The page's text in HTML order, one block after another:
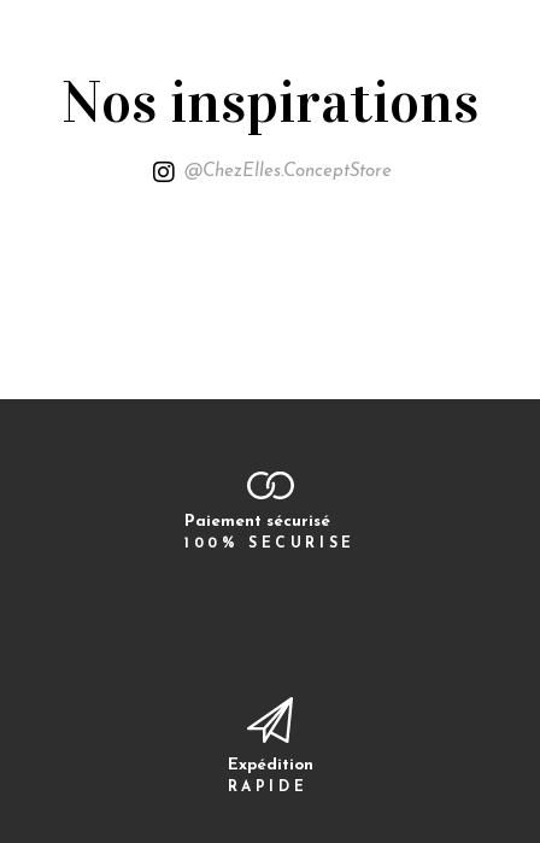
Nos inspirations
@ChezElles.ConceptStore
Paiement sécurisé
100% SECURISE
Expédition
RAPIDE